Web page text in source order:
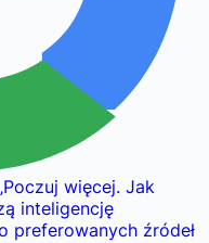
Poczuj więcej. Jak
inteligencję
preferowanych źródeł